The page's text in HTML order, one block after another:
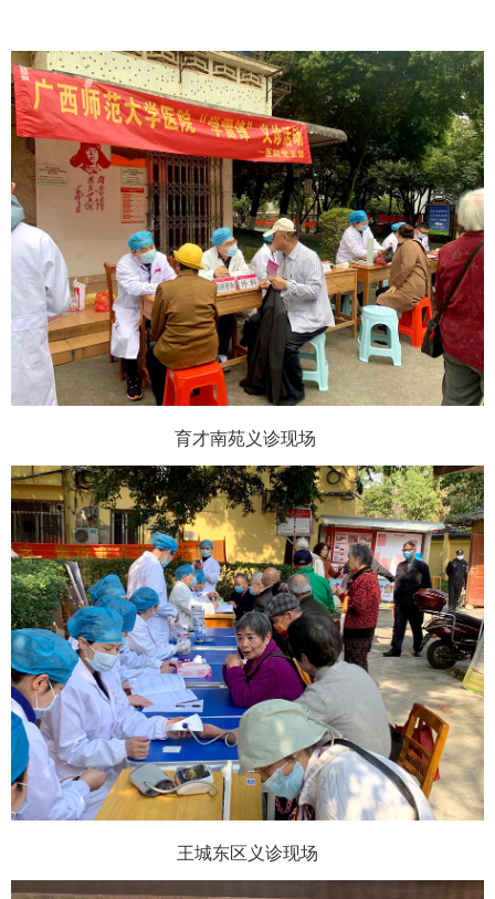
育才南苑义诊现场
王城东区义诊现场